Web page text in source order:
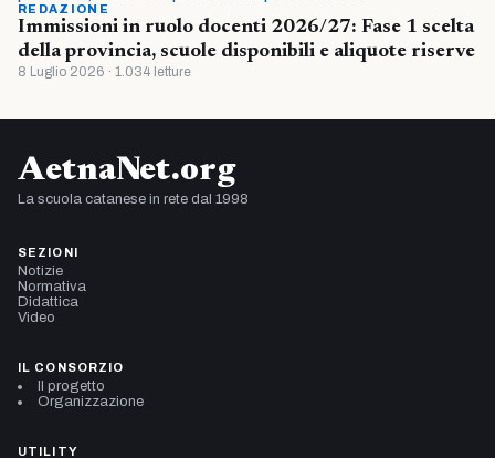
REDAZIONE
Immissioni in ruolo docenti 2026/27: Fase 1 scelta
della provincia, scuole disponibili e aliquote riserve
8 Luglio 2026 · 1.034 letture
AetnaNet.org
La scuola catanese in rete dal 1998
SEZIONI
Notizie
Normativa
Didattica
Video
IL CONSORZIO
Il progetto
Organizzazione
UTILITY